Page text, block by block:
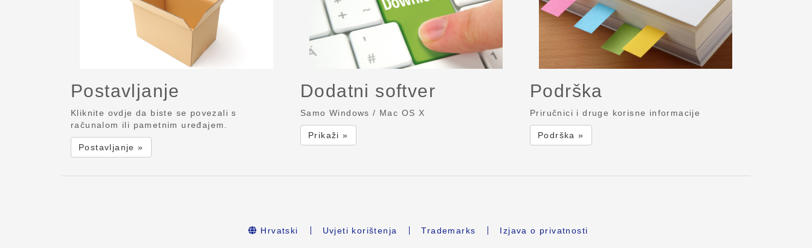
Postavljanje
Kliknite ovdje da biste se povezali s
računalom ili pametnim uređajem.
Postavljanje »
Dodatni softver
Samo Windows / Mac OS X
Prikaži »
Podrška
Priručnici i druge korisne informacije
Podrška »
Hrvatski Uvjeti korištenja Trademarks Izjava o privatnosti